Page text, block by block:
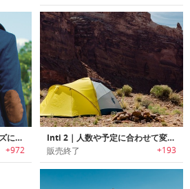
ARES｜仕事・ジムでのニーズに対応するバックパック「アレス」
+972
Inti 2｜人数や予定に合わせて変化可能な汎用性に優れたオールインワンテント「インティツー」
販売終了 +193